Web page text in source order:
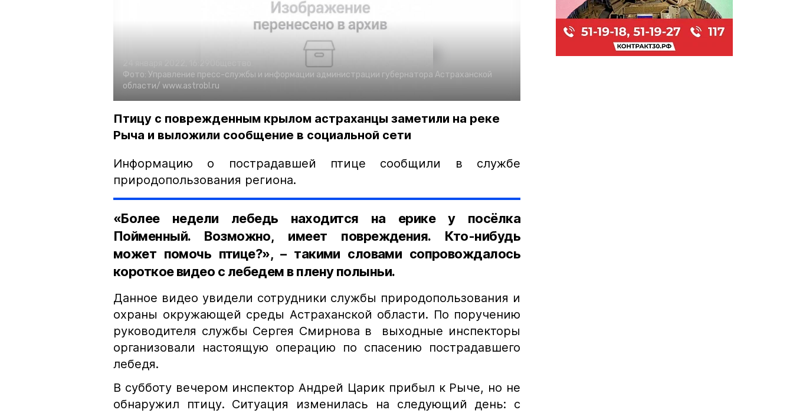
Фото: Управление пресс-службы и информации администрации губернатора Астраханской
области/ www.astrobl.ru
Птицу с поврежденным крылом астраханцы заметили на реке
Рыча и выложили сообщение в социальной сети
Информацию о пострадавшей птице сообщили в службе
природопользования региона.
«Более недели лебедь находится на ерике у посёлка
Пойменный. Возможно, имеет повреждения. Кто-нибудь
может помочь птице?», – такими словами сопровождалось
короткое видео с лебедем в плену полыньи.
Данное видео увидели сотрудники службы природопользования и
охраны окружающей среды Астраханской области. По поручению
руководителя службы Сергея Смирнова в выходные инспекторы
организовали настоящую операцию по спасению пострадавшего
лебедя.
В субботу вечером инспектор Андрей Царик прибыл к Рыче, но не
обнаружил птицу. Ситуация изменилась на следующий день: с